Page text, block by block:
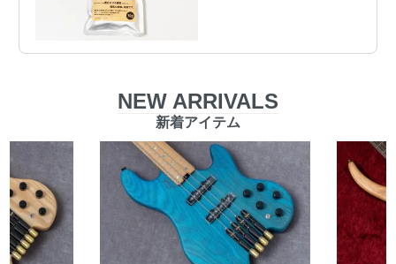
NEW ARRIVALS
新着アイテム